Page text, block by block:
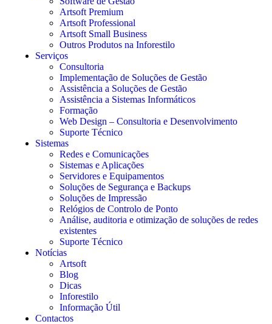
Artsoft Premium
Artsoft Professional
Artsoft Small Business
Outros Produtos na Inforestilo
Serviços
Consultoria
Implementação de Soluções de Gestão
Assistência a Soluções de Gestão
Assistência a Sistemas Informáticos
Formação
Web Design – Consultoria e Desenvolvimento
Suporte Técnico
Sistemas
Redes e Comunicações
Sistemas e Aplicações
Servidores e Equipamentos
Soluções de Segurança e Backups
Soluções de Impressão
Relógios de Controlo de Ponto
Análise, auditoria e otimização de soluções de redes
existentes
Suporte Técnico
Notícias
Artsoft
Blog
Dicas
Inforestilo
Informação Útil
Contactos